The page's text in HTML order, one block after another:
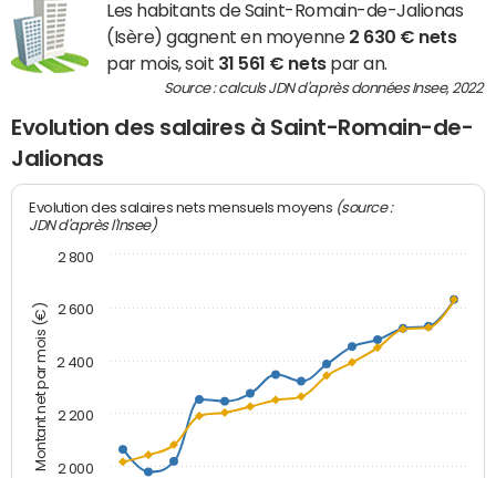
Les habitants de Saint-Romain-de-Jalionas
(Isère) gagnent en moyenne 2 630 € nets
par mois, soit 31 561 € netspar an.
Source : calculs JDN d'après données Insee, 2022
Evolution des salaires à Saint-Romain-de-
Jalionas
Montant net par mois (€)
Evolution des salaires nets mensuels moyens (source :
JDN d'après l'Insee)
2 000
2 200
2 400
2 600
2 800